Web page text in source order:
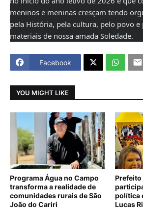
meninos e meninas cresçam tendo
pela História, pela cultura, pelo povo
materiais de nossa amada Soledade.
Facebook
YOU MIGHT LIKE
Programa Água no Campo
transforma a realidade de
comunidades rurais de São
João do Cariri
Prefeito
política
Lucas